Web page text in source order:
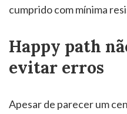
cumprido com mínima
Happy path
evitar erros
Apesar de parecer um